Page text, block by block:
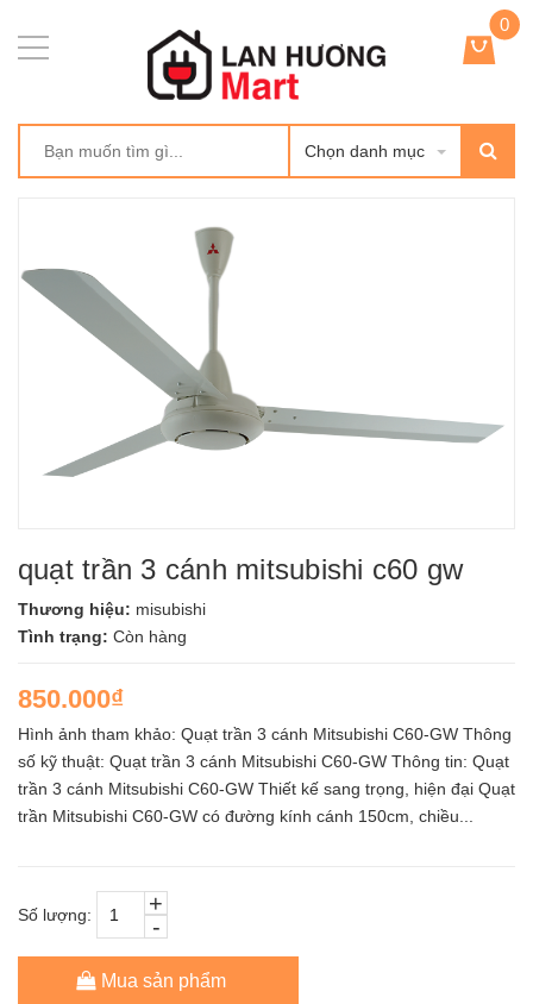
Chọn danh mục
0
quạt trần 3 cánh mitsubishi c60 gw
Thương hiệu: misubishi
Tình trạng: Còn hàng
850.000₫
Hình ảnh tham khảo: Quạt trần 3 cánh Mitsubishi C60-GW Thông
số kỹ thuật: Quạt trần 3 cánh Mitsubishi C60-GW Thông tin: Quạt
trần 3 cánh Mitsubishi C60-GW Thiết kế sang trọng, hiện đại Quạt
trần Mitsubishi C60-GW có đường kính cánh 150cm, chiều...
Số lượng: -
+
Mua sản phẩm